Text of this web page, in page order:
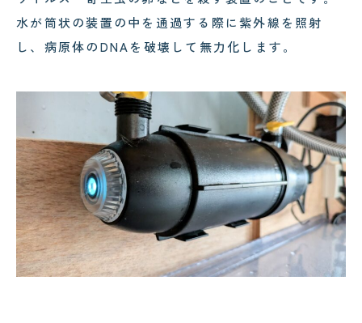
水が筒状の装置の中を通過する際に紫外線を照射
し、病原体のDNAを破壊して無力化します。